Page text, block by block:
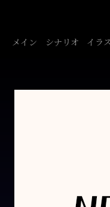
メイン シナリオ イラ